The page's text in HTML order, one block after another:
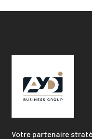
Votre partenaire